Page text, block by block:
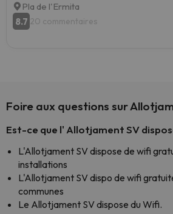
Pla de l'Ermita
8.7 20 commentaires
Foire aux questions sur
Est-ce que l' Allotjament SV
L'Allotjament SV dispose de wifi
installations
L'Allotjament SV dispo de wifi
communes
Le Allotjament SV dispose du Wifi.